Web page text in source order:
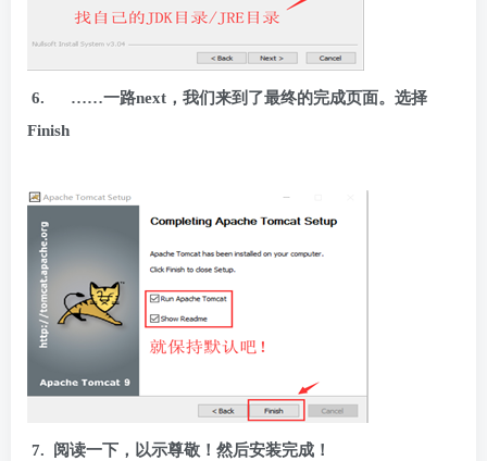
6. ……一路next，我们来到了最终的完成页面。选择
Finish
7. 阅读一下，以示尊敬！然后安装完成！